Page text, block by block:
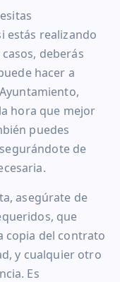
estás realizando
deberás
hacer a
hora que mejor
puedes
de
asegúrate de
que
copia del contrato
y cualquier otro
Es